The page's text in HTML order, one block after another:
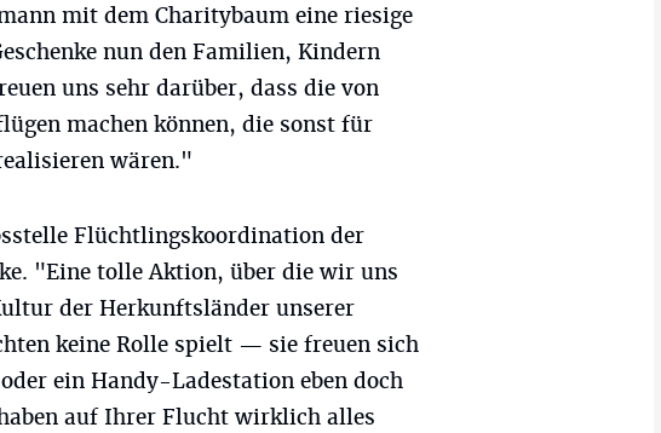
mit dem Charitybaum eine riesige
nun den Familien, Kindern
uns sehr darüber, dass die von
machen können, die sonst für
wären."
Flüchtlingskoordination der
"Eine tolle Aktion, über die wir uns
der Herkunftsländer unserer
keine Rolle spielt — sie freuen sich
ein Handy-Ladestation eben doch
auf Ihrer Flucht wirklich alles